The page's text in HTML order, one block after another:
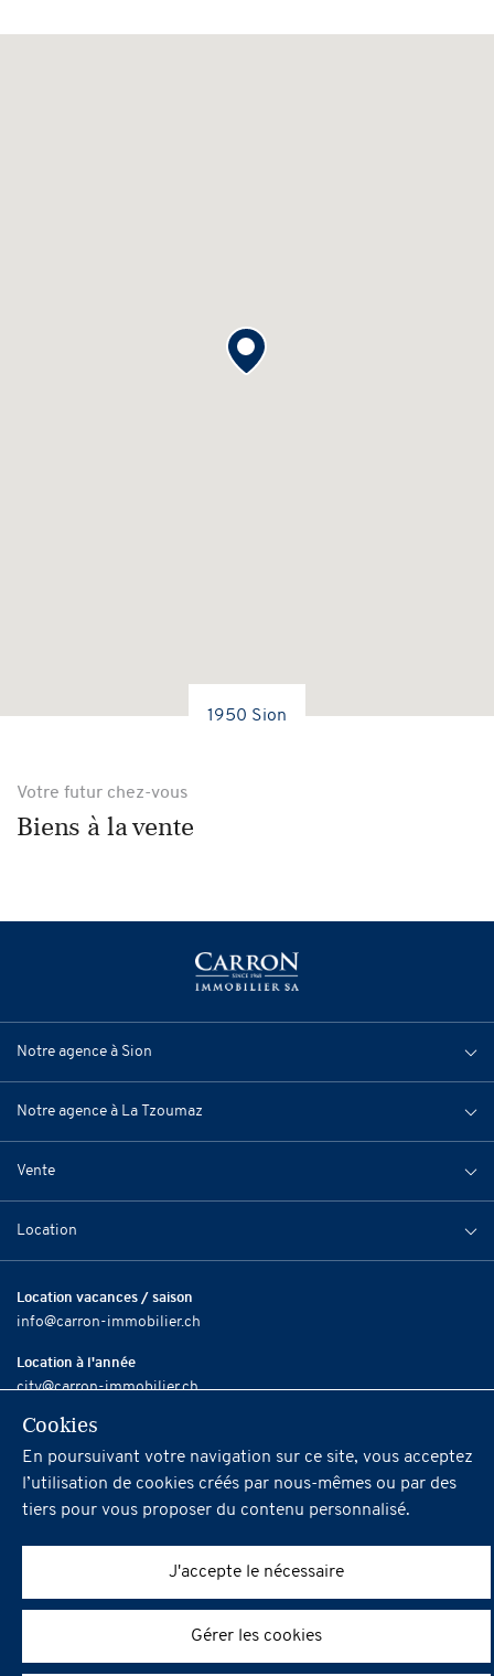
1950 Sion
Votre futur chez-vous
Biens à la vente
Notre agence à Sion
Notre agence à La Tzoumaz
Vente
Location
Location vacances / saison
info@carron-immobilier.ch
Location à l'année
city@carron-immobilier.ch
Vente / Revente
info@carron-immobilier.ch
Conditions générales de Carron Immobilier SA
Cookies
En poursuivant votre navigation sur ce site, vous acceptez
l’utilisation de cookies créés par nous-mêmes ou par des
tiers pour vous proposer du contenu personnalisé.
J'accepte le nécessaire
Gérer les cookies